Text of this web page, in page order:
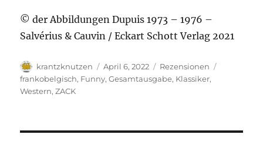
© der Abbildungen Dupuis 1973 – 1976 –
Salvérius & Cauvin / Eckart Schott Verlag 2021
Autor
krantzknutzen
Veröffentlicht
am
April 6, 2022 Kategorien
Rezensionen
frankobelgisch, Funny,Gesamtausgabe, Klassiker,
Western,ZACK